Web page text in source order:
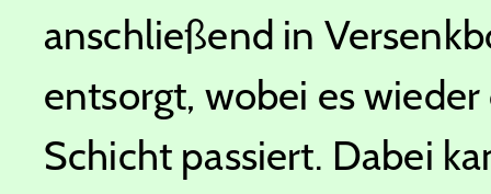
anschließend in
entsorgt, wobei es
Schicht passiert. Dabei